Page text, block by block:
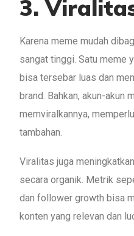
3.
Karena meme mudah
sangat tinggi. Satu meme
bisa tersebar luas dan
brand. Bahkan, akun-akun
memviralkannya,
tambahan.
Viralitas juga
secara organik. Metrik
dan follower growth bisa
konten yang relevan dan